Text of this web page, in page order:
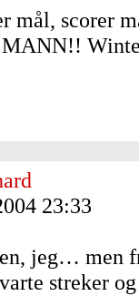
mål, scorer
23:33
jeg… men
streker